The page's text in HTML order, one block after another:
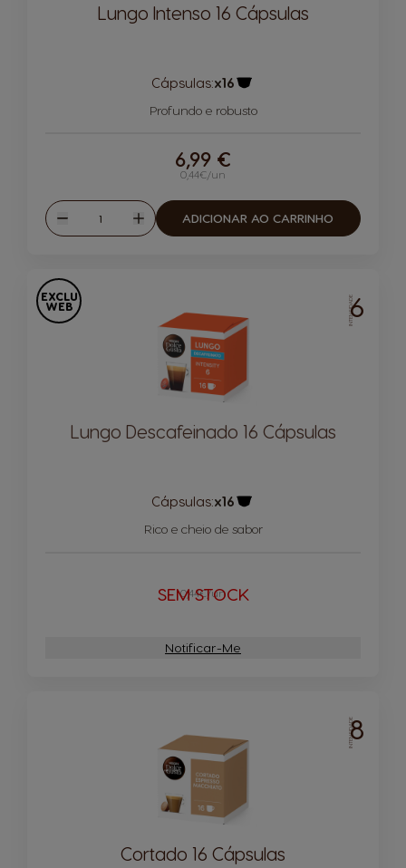
Lungo Intenso 16 Cápsulas
Cápsulas:x16
Profundo e robusto
0,44€/un
6,99 €
Reduzir
Quantidade
Aumentar
ADICIONAR AO CARRINHO
EXCLU
WEB INTENSIDADE6
Lungo Descafeinado 16 Cápsulas
Cápsulas:x16
Rico e cheio de sabor
0,44€/un
SEM STOCK
Notificar-Me
INTENSIDADE8
Cortado 16 Cápsulas